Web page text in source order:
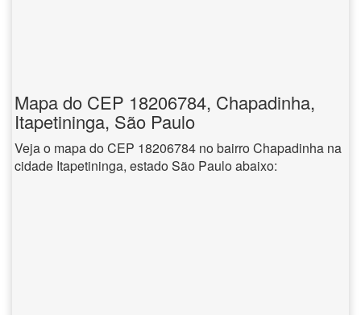
Mapa do CEP 18206784, Chapadinha,
Itapetininga, São Paulo
Veja o mapa do CEP 18206784 no bairro Chapadinha na
cidade Itapetininga, estado São Paulo abaixo: